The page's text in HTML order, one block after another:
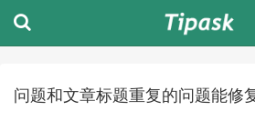
问题和文章标题重复的问题能修